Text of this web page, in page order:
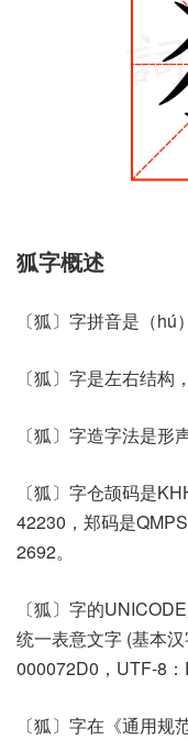
狐字概述
〔狐〕字拼音是（hú
〔狐〕字是左右结构
〔狐〕字造字法是形
〔狐〕字仓颉码是
42230，郑码是
2692。
〔狐〕字的
统一表意文字 (基本
000072D0，UTF-8：
〔狐〕字在《通用